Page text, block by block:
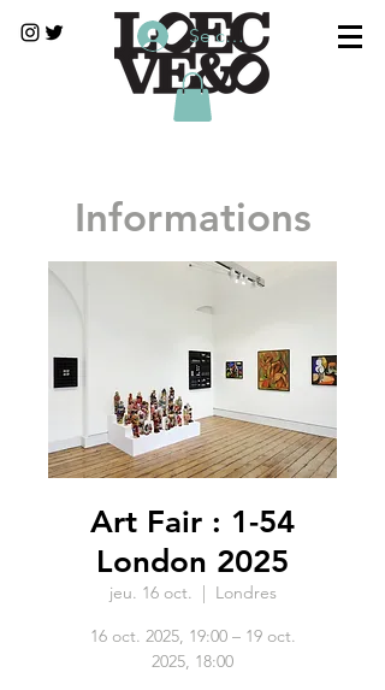
Se connecter
Informations
Art Fair : 1-54
London 2025
jeu. 16 oct.
  |
Londres
16 oct. 2025, 19:00 – 19 oct.
2025, 18:00